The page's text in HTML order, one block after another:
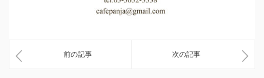
前の記事 次の記事